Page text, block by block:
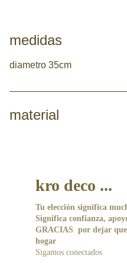
medidas
diametro 35cm
material
kro deco ...
Tu elección significa
Significa confianza,
GRACIAS  por dejar
hogar
Sigamos conectados